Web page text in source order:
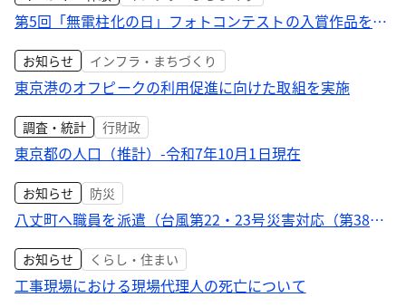
第5回「無電柱化の日」フォトコンテストの入賞作品を発
お知らせ インフラ・まちづくり
東京港のオフピークの利用促進に向けた取組を実施
調査・統計 行財政
東京都の人口（推計）-令和7年10月1日現在
お知らせ 防災
八丈町へ職員を派遣（台風第22・23号災害対応（第38
お知らせ くらし・住まい
工事現場における現場代理人の死亡について